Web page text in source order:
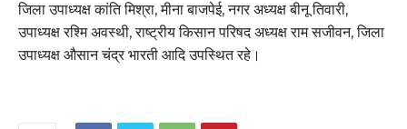
जिला उपाध्यक्ष कांति मिश्रा, मीना बाजपेई, नगर अध्यक्ष बीनू तिवारी,
उपाध्यक्ष रश्मि अवस्थी, राष्ट्रीय किसान परिषद अध्यक्ष राम सजीवन, जिला
उपाध्यक्ष औसान चंद्र भारती आदि उपस्थित रहे।